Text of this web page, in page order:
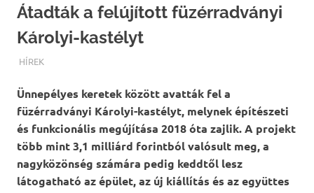
Átadták a felújított füzérradványi
Károlyi-kastélyt
TERMALFURDOK.COM
HÍREK
Ünnepélyes keretek között avatták fel a
füzérradványi Károlyi-kastélyt, melynek építészeti
és funkcionális megújítása 2018 óta zajlik. A projekt
több mint 3,1 milliárd forintból valósult meg, a
nagyközönség számára pedig keddtől lesz
látogatható az épület, az új kiállítás és az együttes